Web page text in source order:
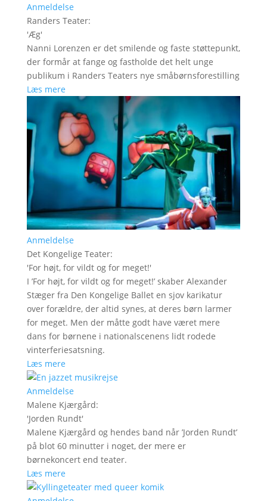
Anmeldelse
Randers Teater:
'Æg'
Nanni Lorenzen er det smilende og faste støttepunkt,
der formår at fange og fastholde det helt unge
publikum i Randers Teaters nye småbørnsforestilling
Læs mere
Anmeldelse
Det Kongelige Teater:
'For højt, for vildt og for meget!'
I ’For højt, for vildt og for meget!’ skaber Alexander
Stæger fra Den Kongelige Ballet en sjov karikatur
over forældre, der altid synes, at deres børn larmer
for meget. Men der måtte godt have været mere
dans for børnene i nationalscenens lidt rodede
vinterferiesatsning.
Læs mere
Anmeldelse
Malene Kjærgård:
'Jorden Rundt'
Malene Kjærgård og hendes band når ’Jorden Rundt’
på blot 60 minutter i noget, der mere er
børnekoncert end teater.
Læs mere